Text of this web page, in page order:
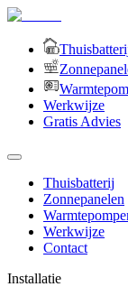
Werkwijze
Gratis Advies
Thuisbatterij
Zonnepanelen
Werkwijze
Contact
Installatie